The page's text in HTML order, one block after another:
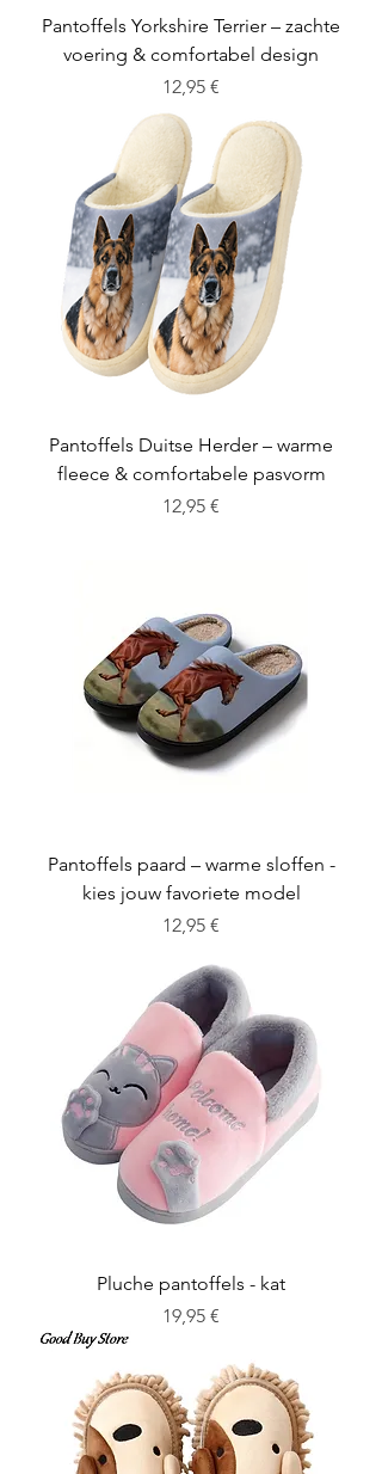
Pantoffels Yorkshire Terrier – zachte
voering & comfortabel design
Cena
12,95 €
Pantoffels Duitse Herder – warme
fleece & comfortabele pasvorm
Cena
12,95 €
Pantoffels paard – warme sloffen -
kies jouw favoriete model
Cena
12,95 €
Pluche pantoffels - kat
Cena
19,95 €